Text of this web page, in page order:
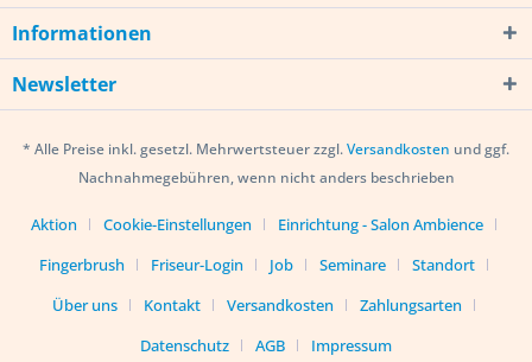
Informationen
Newsletter
* Alle Preise inkl. gesetzl. Mehrwertsteuer zzgl.Versandkosten und ggf.
Nachnahmegebühren, wenn nicht anders beschrieben
Aktion Cookie-Einstellungen
Einrichtung - Salon Ambience
Fingerbrush
Friseur-Login Job Seminare
Standort
Über uns
Kontakt Versandkosten
Zahlungsarten
Datenschutz
AGB Impressum